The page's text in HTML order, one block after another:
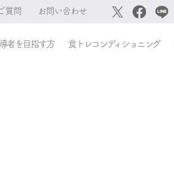
質問 お問い合わせ
者を目指す方 食トレコンディショニング